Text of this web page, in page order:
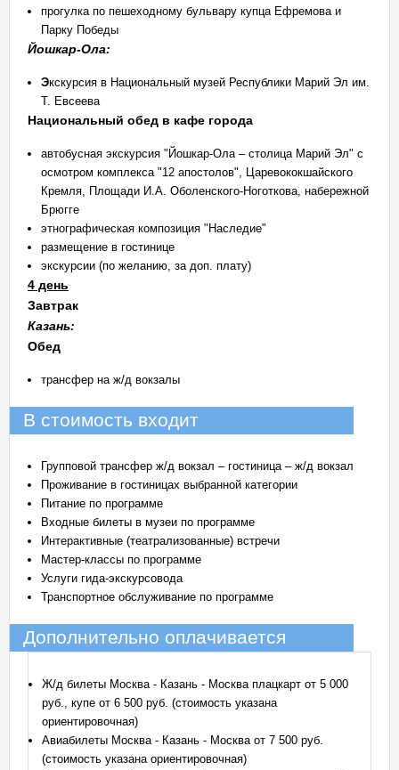
прогулка по пешеходному бульвару купца Ефремова и
Парку Победы
Йошкар-Ола:
Экскурсия в Национальный музей Республики Марий Эл им.
Т. Евсеева
Национальный обед в кафе города
автобусная экскурсия "Йошкар-Ола – столица Марий Эл" с
осмотром комплекса "12 апостолов", Царевококшайского
Кремля, Площади И.А. Оболенского-Ноготкова, набережной
Брюгге
этнографическая композиция "Наследие"
размещение в гостинице
экскурсии (по желанию, за доп. плату)
4 день
Завтрак
Казань:
Обед
трансфер на ж/д вокзалы
В стоимость входит
Групповой трансфер ж/д вокзал – гостиница – ж/д вокзал
Проживание в гостиницах выбранной категории
Питание по программе
Входные билеты в музеи по программе
Интерактивные (театрализованные) встречи
Мастер-классы по программе
Услуги гида-экскурсовода
Транспортное обслуживание по программе
Дополнительно оплачивается
Ж/д билеты Москва - Казань - Москва плацкарт от 5 000
руб., купе от 6 500 руб. (стоимость указана
ориентировочная)
Авиабилеты Москва - Казань - Москва от 7 500 руб.
(стоимость указана ориентировочная)